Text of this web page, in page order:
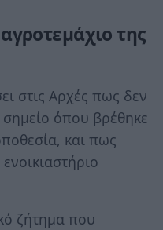
της
στις Αρχές πως δεν
σημείο όπου βρέθηκε
και πως
ζήτημα που